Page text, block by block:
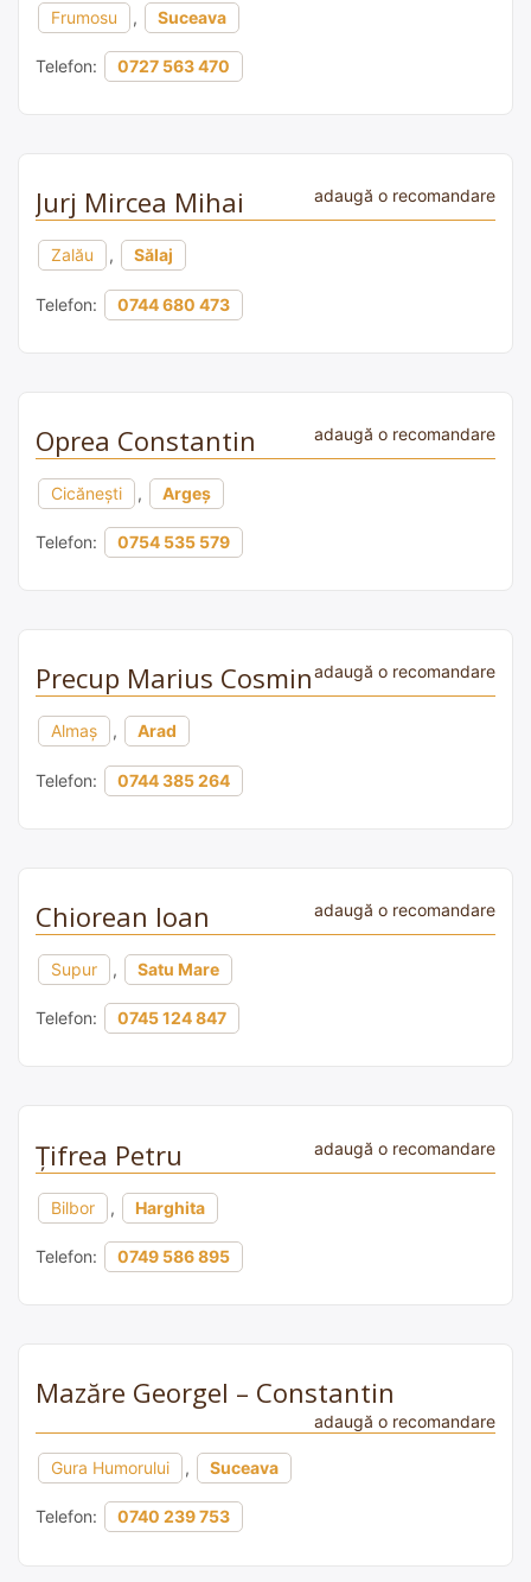
Frumosu , Suceava
Telefon: 0727 563 470
Jurj Mircea Mihai adaugă o recomandare
Zalău , Sălaj
Telefon: 0744 680 473
Oprea Constantin adaugă o recomandare
Cicănești , Argeș
Telefon: 0754 535 579
Precup Marius Cosminadaugă o recomandare
Almaș , Arad
Telefon: 0744 385 264
Chiorean Ioan adaugă o recomandare
Supur , Satu Mare
Telefon: 0745 124 847
Țifrea Petru adaugă o recomandare
Bilbor , Harghita
Telefon: 0749 586 895
Mazăre Georgel – Constantin
adaugă o recomandare
Gura Humorului , Suceava
Telefon: 0740 239 753